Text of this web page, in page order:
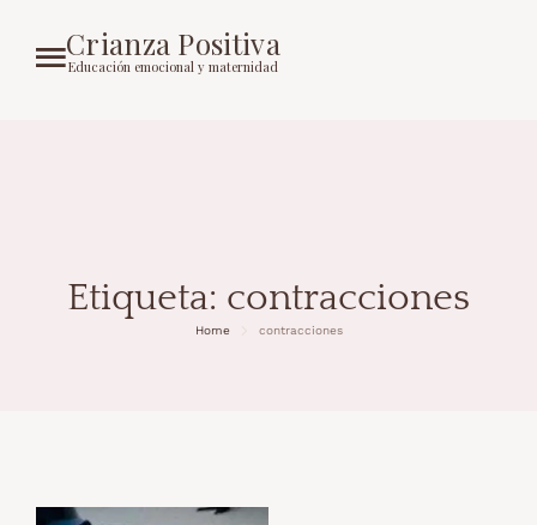
Crianza Positiva
Educación emocional y maternidad
Etiqueta: contracciones
Home contracciones